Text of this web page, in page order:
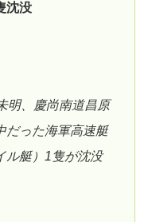
沈没
明、慶尚南道昌原
だった海軍高速艇
ル艇）1隻が沈没